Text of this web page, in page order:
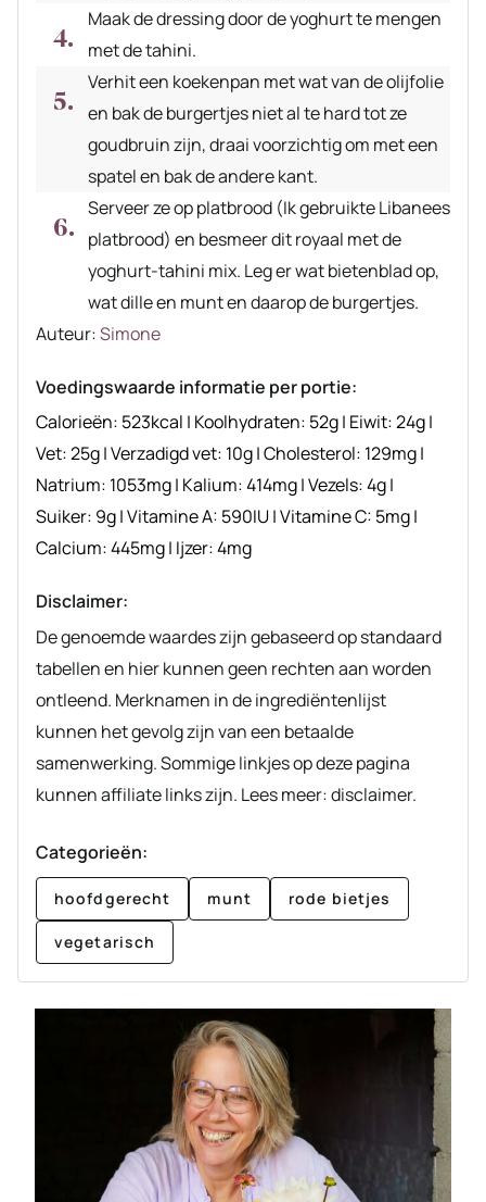
Maak de dressing door de yoghurt te mengen
met de tahini.
Verhit een koekenpan met wat van de olijfolie
en bak de burgertjes niet al te hard tot ze
goudbruin zijn, draai voorzichtig om met een
spatel en bak de andere kant.
Serveer ze op platbrood (Ik gebruikte Libanees
platbrood) en besmeer dit royaal met de
yoghurt-tahini mix. Leg er wat bietenblad op,
wat dille en munt en daarop de burgertjes.
Auteur
Auteur:Simone
Voedingswaarde informatie per portie:
Calorieën: 523kcal | Koolhydraten: 52g| Eiwit:24g|
Vet:25g|Verzadigd vet: 10g|Cholesterol: 129mg|
Natrium: 1053mg| Kalium:414mg|Vezels:4g|
Suiker: 9g|Vitamine A: 590IU|Vitamine C: 5mg|
Calcium:445mg| Ijzer:4mg
Disclaimer:
De genoemde waardes zijn gebaseerd op standaard
tabellen en hier kunnen geen rechten aan worden
ontleend. Merknamen in de ingrediëntenlijst
kunnen het gevolg zijn van een betaalde
samenwerking. Sommige linkjes op deze pagina
kunnen affiliate links zijn. Lees meer: disclaimer.
Categorieën:
hoofdgerecht munt rode bietjes
vegetarisch